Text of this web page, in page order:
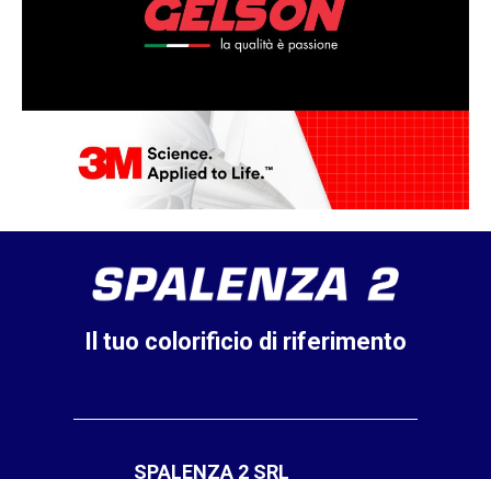
Il tuo colorificio di riferimento
SPALENZA 2 SRL